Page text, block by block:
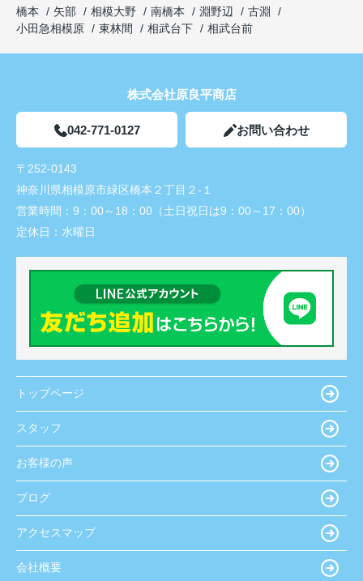
橋本
矢部 相模大野 南橋本 淵野辺
古淵
小田急相模原
東林間 相武台下 相武台前
株式会社原良平商店
042-771-0127 お問い合わせ
〒252-0143
神奈川県相模原市緑区橋本２丁目２-１
営業時間： 9：00～18：00（土日祝日は9：00～17：00）
定休日： 水曜日
トップページ
スタッフ
お客様の声
ブログ
アクセスマップ
会社概要